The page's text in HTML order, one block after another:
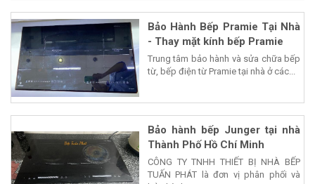
Bảo Hành Bếp Pramie Tại Nhà
- Thay mặt kính bếp Pramie
Trung tâm bảo hành và sửa chữa bếp
từ, bếp điện từ Pramie tại nhà ở các...
Bảo hành bếp Junger tại nhà
Thành Phố Hồ Chí Minh
CÔNG TY TNHH THIẾT BỊ NHÀ BẾP
TUẤN PHÁT là đơn vị phân phối và